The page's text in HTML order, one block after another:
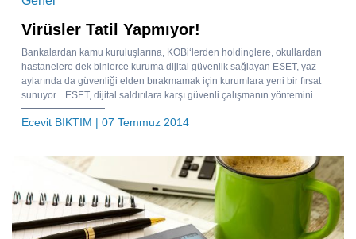
Virüsler Tatil Yapmıyor!
Bankalardan kamu kuruluşlarına, KOBi‘lerden holdinglere, okullardan
hastanelere dek binlerce kuruma dijital güvenlik sağlayan ESET, yaz
aylarında da güvenliği elden bırakmamak için kurumlara yeni bir fırsat
sunuyor. ESET, dijital saldırılara karşı güvenli çalışmanın yöntemini...
Ecevit BIKTIM | 07 Temmuz 2014